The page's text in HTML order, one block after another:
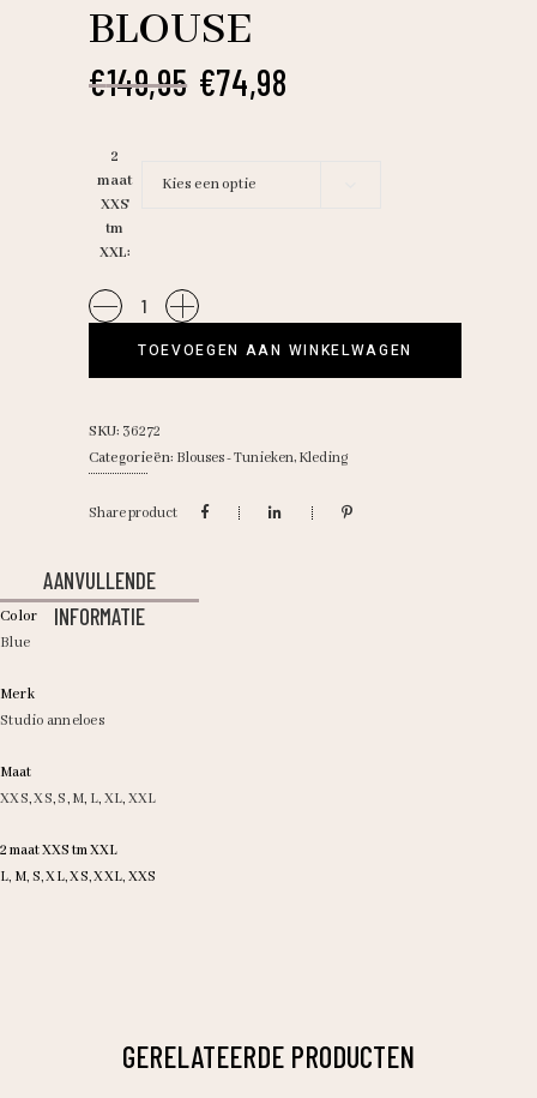
BLOUSE
€149,95 Oorspronkelijke
€149,95.
€74,98
2
maat
XXS
tm
XXL
Kies een optie
Studio
A/
denim
quantity
TOEVOEGEN AAN WINKELWAGEN
SKU: 36272
Categorieën: Blouses - Tunieken, Kleding
Share product
AANVULLENDE
INFORMATIE
Color
Blue
Merk
Studio anneloes
Maat
XXS,XS,S, M, L, XL, XXL
2 maat XXS tm XXL
L, M, S, XL, XS, XXL, XXS
GERELATEERDE PRODUCTEN